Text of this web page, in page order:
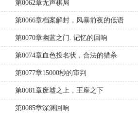
第0062章无声棋局
第0066章档案解封，风暴前夜的低语
第0070章幽蓝之门. 记忆的回响
第0074章血色投名状，合法的猎杀
第0077章15000秒的审判
第0081章废墟之上，王座之下
第0085章深渊回响